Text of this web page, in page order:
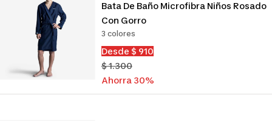
Bata De Baño Microfibra Niños Rosado
Con Gorro
3 colores
Precio
de
venta
Desde $ 910
Precio
normal
$ 1.300
Ahorra 30%